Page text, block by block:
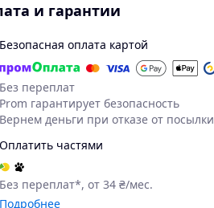
и гарантии
Безопасная оплата картой
Без переплат
Prom гарантирует безопасность
Вернем деньги при отказе от посылки
Оплатить частями
Без переплат*, от 34 ₴/мес.
Подробнее
08.07.2026
Катерина П.
Куплено на Prom.ua
Колечко дуже стильне